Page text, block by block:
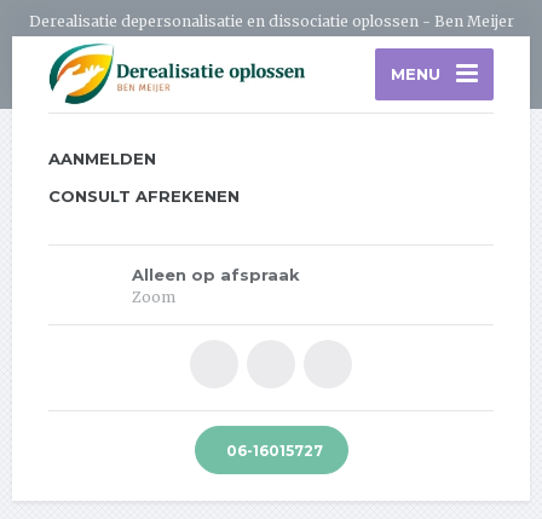
Derealisatie depersonalisatie en dissociatie oplossen - Ben Meijer
MENU
AANMELDEN
CONSULT AFREKENEN
Alleen op afspraak
Zoom
06-16015727